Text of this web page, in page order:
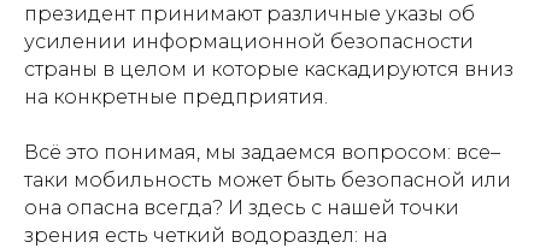
президент принимают различные указы об
усилении информационной безопасности
страны в целом и которые каскадируются вниз
на конкретные предприятия.
Всё это понимая, мы задаемся вопросом: все–
таки мобильность может быть безопасной или
она опасна всегда? И здесь с нашей точки
зрения есть четкий водораздел: на